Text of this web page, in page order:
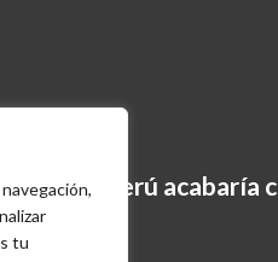
tu
y Perú acabaría